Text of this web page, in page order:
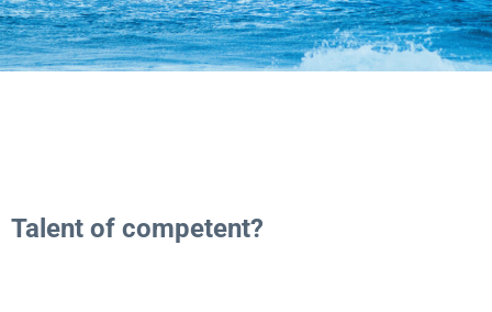
Talent of competent?